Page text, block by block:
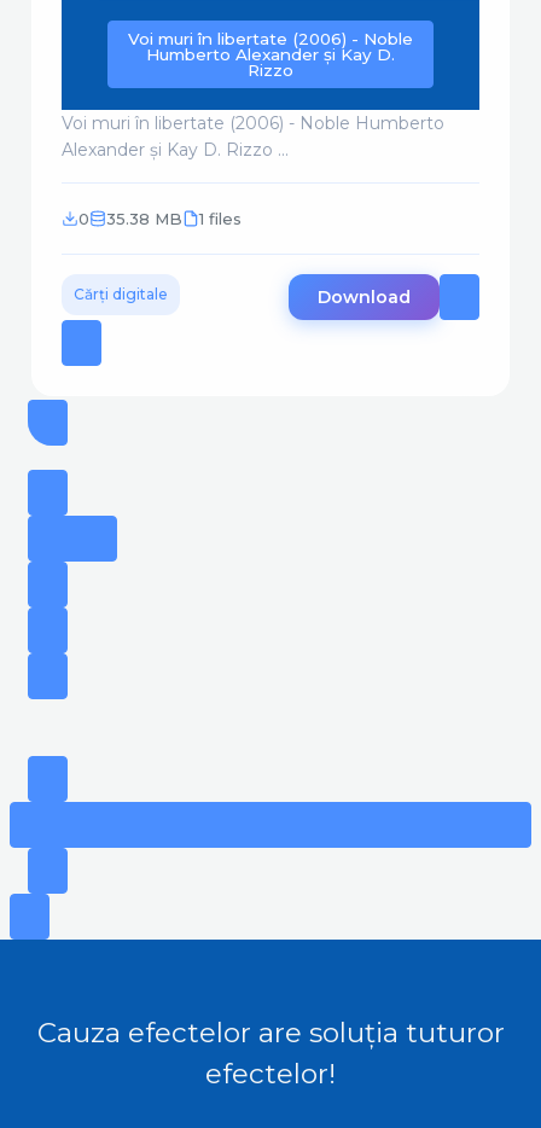
Voi muri în libertate (2006) - Noble
Humberto Alexander și Kay D.
Rizzo
Voi muri în libertate (2006) - Noble Humberto
Alexander și Kay D. Rizzo ...
0 35.38 MB 1 files
Cărți digitale Download
Cauza efectelor are soluția tuturor
efectelor!